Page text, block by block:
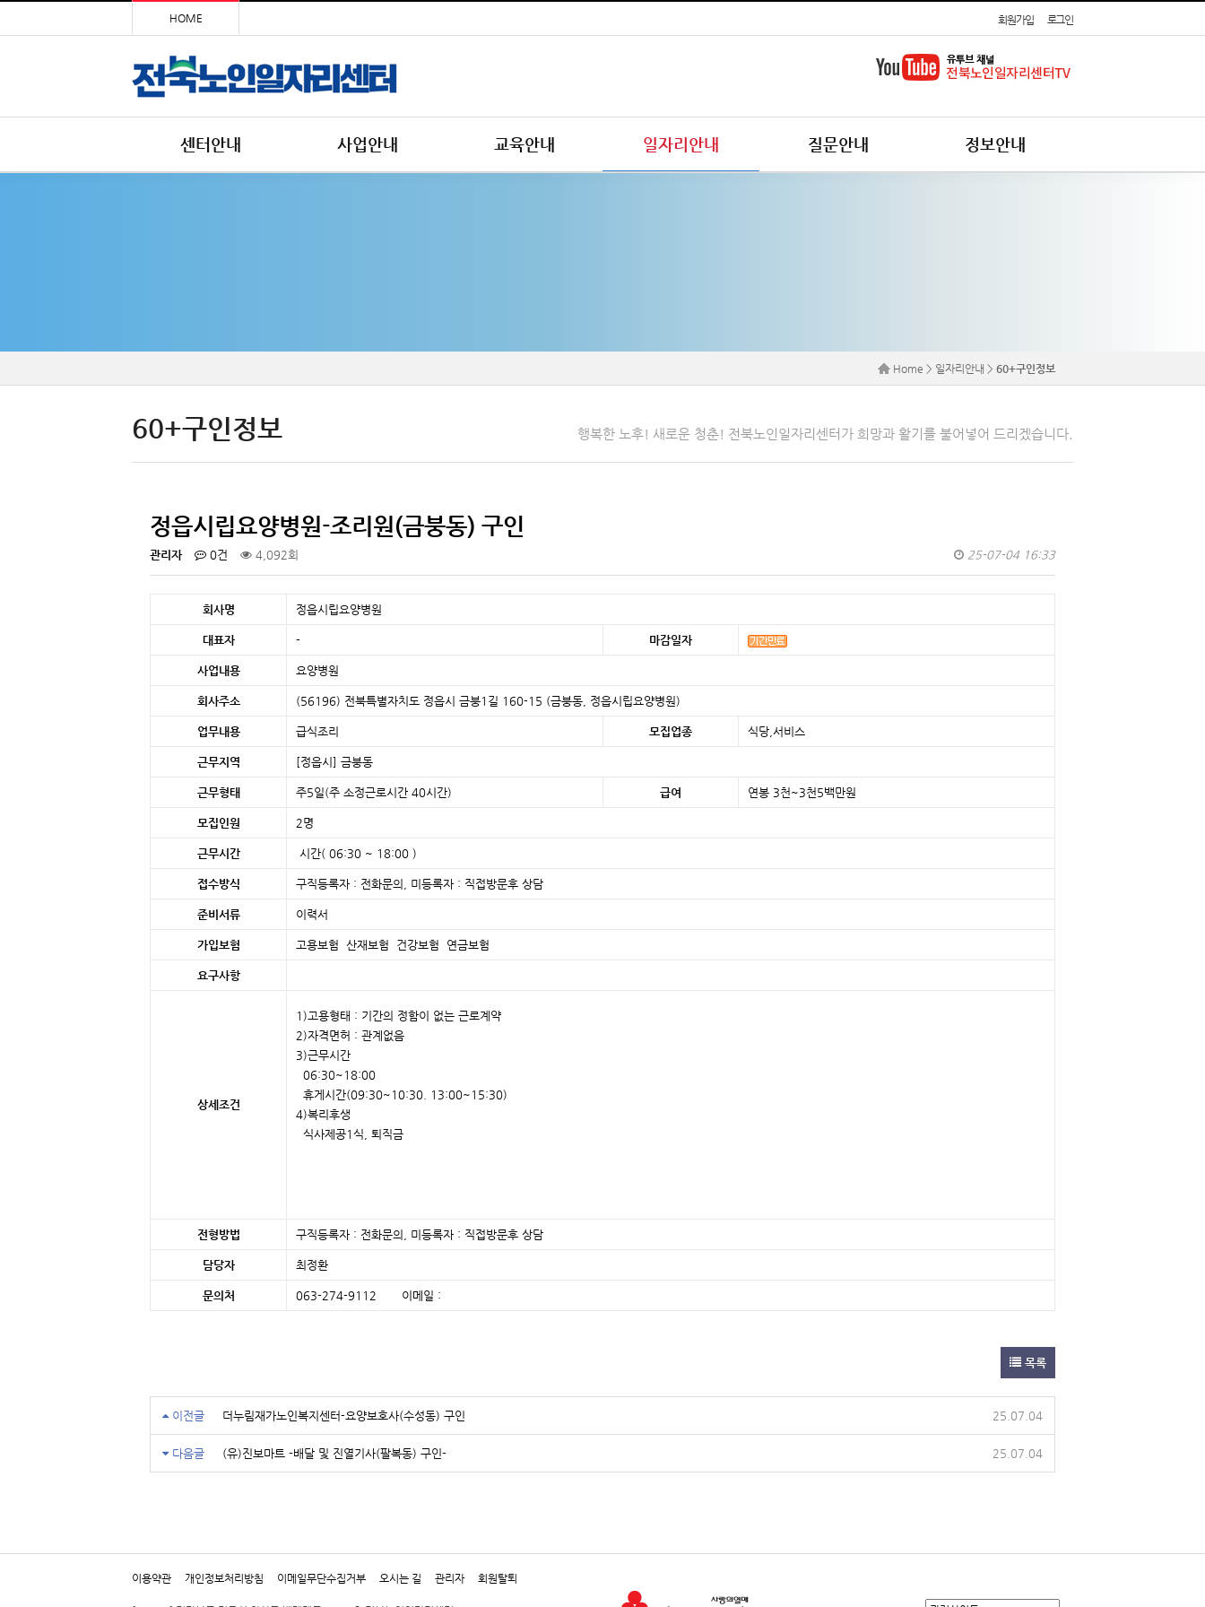
HOME 회원가입 로그인
센터안내 사업안내 교육안내 일자리안내 질문안내 정보안내
Home > 일자리안내 > 60+구인정보
60+구인정보 행복한 노후! 새로운 청춘! 전북노인일자리센터가 희망과 활기를 불어넣어 드리겠습니다.
정읍시립요양병원-조리원(금붕동) 구인
관리자 0건 4,092회 25-07-04 16:33
회사명 정읍시립요양병원
대표자 - 마감일자
사업내용 요양병원
회사주소 (56196) 전북특별자치도 정읍시 금붕1길 160-15 (금붕동, 정읍시립요양병원)
업무내용 급식조리 모집업종 식당,서비스
근무지역 [정읍시] 금붕동
근무형태 주5일(주 소정근로시간 40시간) 급여 연봉 3천~3천5백만원
모집인원 2명
근무시간 시간( 06:30 ~ 18:00 )
접수방식 구직등록자 : 전화문의, 미등록자 : 직접방문후 상담
준비서류 이력서
가입보험 고용보험 산재보험 건강보험 연금보험
요구사항
상세조건
1)고용형태 : 기간의 정함이 없는 근로계약
2)자격면허 : 관계없음
3)근무시간
06:30~18:00
휴게시간(09:30~10:30. 13:00~15:30)
4)복리후생
식사제공1식, 퇴직금
전형방법 구직등록자 : 전화문의, 미등록자 : 직접방문후 상담
담당자 최정환
문의처 063-274-9112 이메일 :
목록
이전글 더누림재가노인복지센터-요양보호사(수성동) 구인 25.07.04
다음글 (유)진보마트 -배달 및 진열기사(팔복동) 구인- 25.07.04
이용약관 개인정보처리방침 이메일무단수집거부 오시는 길 관리자 회원탈퇴